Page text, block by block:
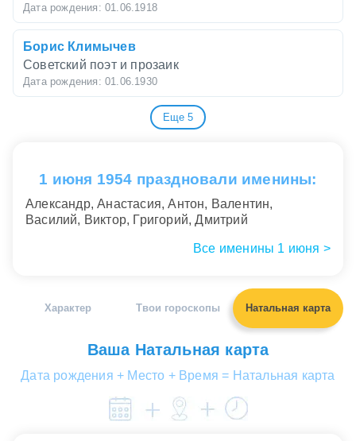
Дата рождения: 01.06.1918
Борис Климычев
Советский поэт и прозаик
Дата рождения: 01.06.1930
Украино-американский скрипач, Заслуженный
артист Украины.
Он удостоен звания "Заслуженный работник
физкультуры и спорта Российской Федерации"
Василий Кульков
футболист (<Спартак>, <Бенфика>)
Дата рождения: 01.06.1966
Еще 5
1 июня 1954 праздновали именины:
Александр, Анастасия, Антон, Валентин,
Василий, Виктор, Григорий, Дмитрий
Все именины 1 июня >
Характер Твои гороскопы Натальная карта
Ваша Натальная карта
Дата рождения + Место + Время = Натальная карта